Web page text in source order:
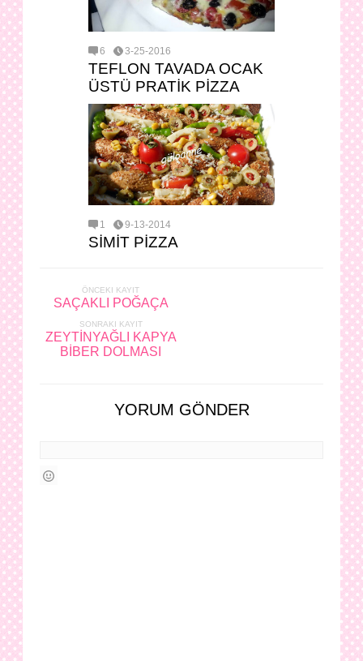
6 3-25-2016
TEFLON TAVADA OCAK
ÜSTÜ PRATİK PİZZA
1 9-13-2014
SİMİT PİZZA
ÖNCEKI KAYIT
SAÇAKLI POĞAÇA
SONRAKI KAYIT
ZEYTİNYAĞLI KAPYA
BİBER DOLMASI
YORUM GÖNDER